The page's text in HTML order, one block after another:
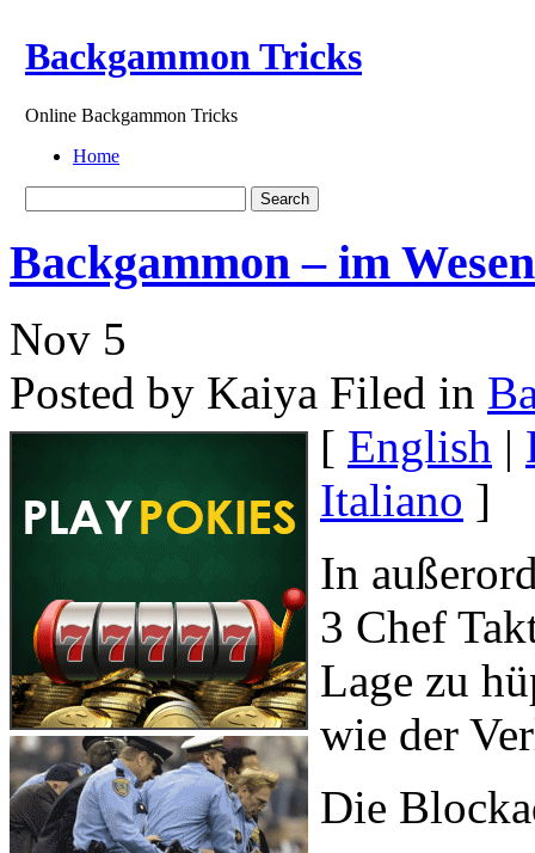
Backgammon Tricks
Online Backgammon Tricks
Home
Backgammon – im
Nov 5
Posted by Kaiya Filed in
[ English |
Italiano ]
In
3 Chef
Lage zu
wie der
Die